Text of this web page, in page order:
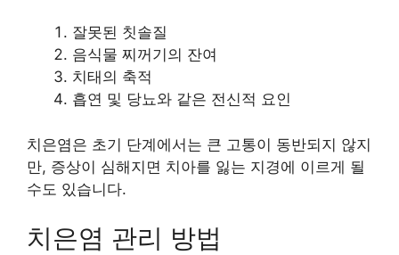
잘못된 칫솔질
음식물 찌꺼기의 잔여
치태의 축적
흡연 및 당뇨와 같은 전신적 요인
치은염은 초기 단계에서는 큰 고통이 동반되지 않지
만, 증상이 심해지면 치아를 잃는 지경에 이르게 될
수도 있습니다.
치은염 관리 방법